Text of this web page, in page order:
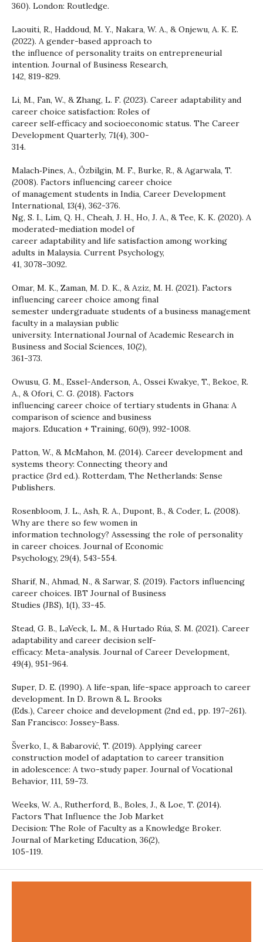
360). London: Routledge.
Laouiti, R., Haddoud, M. Y., Nakara, W. A., & Onjewu, A. K. E.
(2022). A gender-based approach to
the influence of personality traits on entrepreneurial
intention. Journal of Business Research,
142, 819-829.
Li, M., Fan, W., & Zhang, L. F. (2023). Career adaptability and
career choice satisfaction: Roles of
career self‐efficacy and socioeconomic status. The Career
Development Quarterly, 71(4), 300-
314.
Malach‐Pines, A., Özbilgin, M. F., Burke, R., & Agarwala, T.
(2008). Factors influencing career choice
of management students in India, Career Development
International, 13(4), 362-376.
Ng, S. I., Lim, Q. H., Cheah, J. H., Ho, J. A., & Tee, K. K. (2020). A
moderated-mediation model of
career adaptability and life satisfaction among working
adults in Malaysia. Current Psychology,
41, 3078–3092.
Omar, M. K., Zaman, M. D. K., & Aziz, M. H. (2021). Factors
influencing career choice among final
semester undergraduate students of a business management
faculty in a malaysian public
university. International Journal of Academic Research in
Business and Social Sciences, 10(2),
361-373.
Owusu, G. M., Essel-Anderson, A., Ossei Kwakye, T., Bekoe, R.
A., & Ofori, C. G. (2018). Factors
influencing career choice of tertiary students in Ghana: A
comparison of science and business
majors. Education + Training, 60(9), 992-1008.
Patton, W., & McMahon, M. (2014). Career development and
systems theory: Connecting theory and
practice (3rd ed.). Rotterdam, The Netherlands: Sense
Publishers.
Rosenbloom, J. L., Ash, R. A., Dupont, B., & Coder, L. (2008).
Why are there so few women in
information technology? Assessing the role of personality
in career choices. Journal of Economic
Psychology, 29(4), 543-554.
Sharif, N., Ahmad, N., & Sarwar, S. (2019). Factors influencing
career choices. IBT Journal of Business
Studies (JBS), 1(1), 33-45.
Stead, G. B., LaVeck, L. M., & Hurtado Rúa, S. M. (2021). Career
adaptability and career decision self-
efficacy: Meta-analysis. Journal of Career Development,
49(4), 951-964.
Super, D. E. (1990). A life-span, life-space approach to career
development. In D. Brown & L. Brooks
(Eds.), Career choice and development (2nd ed., pp. 197–261).
San Francisco: Jossey-Bass.
Šverko, I., & Babarović, T. (2019). Applying career
construction model of adaptation to career transition
in adolescence: A two-study paper. Journal of Vocational
Behavior, 111, 59-73.
Weeks, W. A., Rutherford, B., Boles, J., & Loe, T. (2014).
Factors That Influence the Job Market
Decision: The Role of Faculty as a Knowledge Broker.
Journal of Marketing Education, 36(2),
105-119.